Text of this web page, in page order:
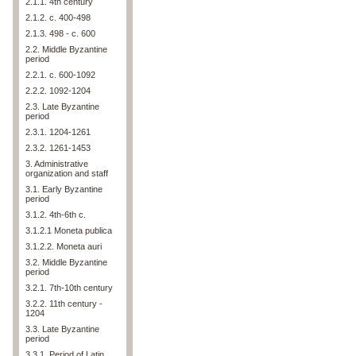
2.1.2. c. 400-498
2.1.3. 498 - c. 600
2.2. Middle Byzantine
period
2.2.1. c. 600-1092
2.2.2. 1092-1204
2.3. Late Byzantine
period
2.3.1. 1204-1261
2.3.2. 1261-1453
3. Administrative
organization and staff
3.1. Early Byzantine
period
3.1.2. 4th-6th c.
3.1.2.1 Moneta publica
3.1.2.2. Moneta auri
3.2. Middle Byzantine
period
3.2.1. 7th-10th century
3.2.2. 11th century -
1204
3.3. Late Byzantine
period